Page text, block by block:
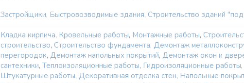
Застройщики, Быстровозводимые здания, Строительство зданий
Кладка кирпича, Кровельные работы, Монтажные работы,
строительство, Строительство фундамента, Демонтаж
перегородок, Демонтаж напольных покрытий, Демонтаж окон и
сантехники, Теплоизоляционные работы, Гидроизоляционные работы,
Штукатурные работы, Декоративная отделка стен, Напольные